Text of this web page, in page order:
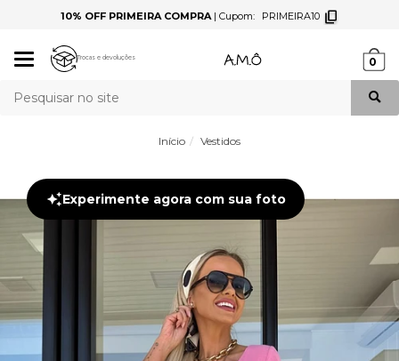
10% OFF PRIMEIRA COMPRA| Cupom: PRIMEIRA10
Mudar
Trocas e devoluções 0
Início Vestidos
Experimente agora com sua foto